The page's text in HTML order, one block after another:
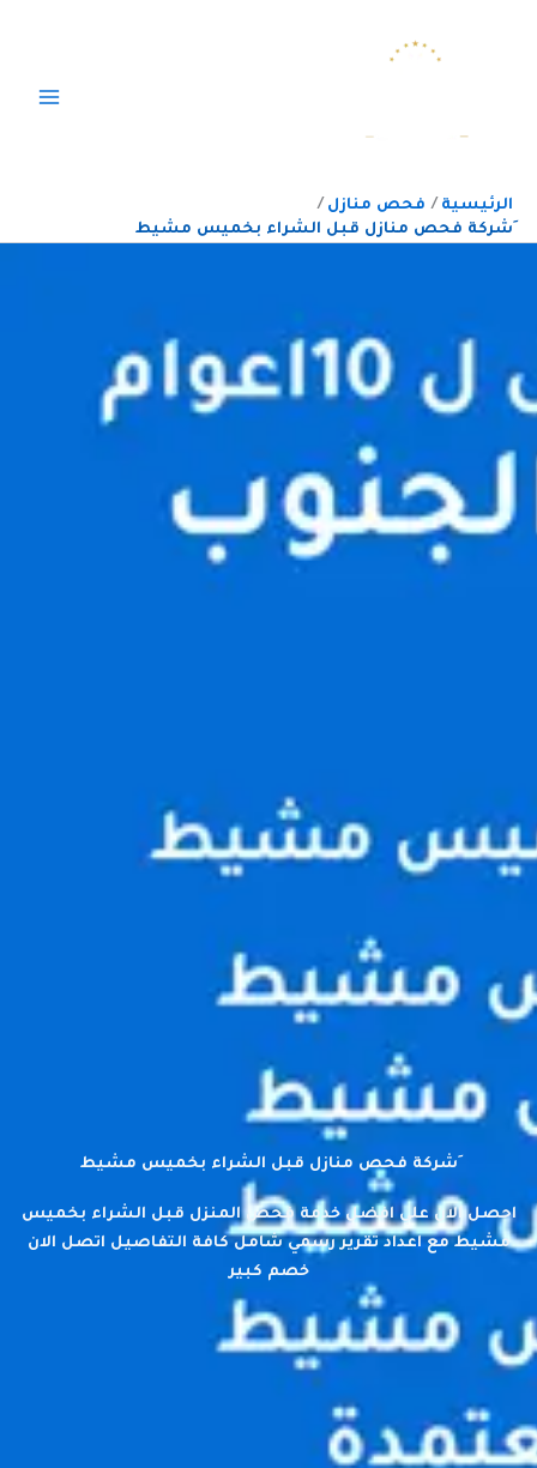
الرئيسية
فحص منازل
ِشركة فحص منازل قبل الشراء بخميس مشيط
ِشركة فحص منازل قبل الشراء بخميس مشيط
احصل الان علي افضل خدمة فحص المنزل قبل الشراء بخميس
مشيط مع اعداد تقرير رسمي شامل كافة التفاصيل اتصل الان
خصم كبير